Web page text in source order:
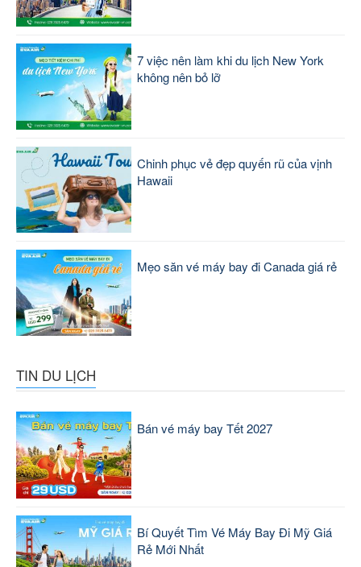
7 việc nên làm khi du lịch New York
không nên bỏ lỡ
Chinh phục vẻ đẹp quyến rũ của vịnh
Hawaii
Mẹo săn vé máy bay đi Canada giá rẻ
TIN DU LỊCH
Bán vé máy bay Tết 2027
Bí Quyết Tìm Vé Máy Bay Đi Mỹ Giá
Rẻ Mới Nhất